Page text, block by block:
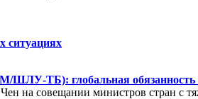
ситуациях
ШЛУ-ТБ): глобальная обязанность
Чен на совещании министров стран